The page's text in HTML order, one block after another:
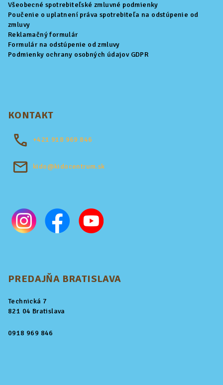
Všeobecné spotrebiteľské zmluvné podmienky
Poučenie o uplatnení práva spotrebiteľa na odstúpenie od
zmluvy
Reklamačný formulár
Formulár na odstúpenie od zmluvy
Podmienky ochrany osobných údajov GDPR
KONTAKT
+421 918 969 846
kido@kidocentrum.sk
PREDAJŇA BRATISLAVA
Technická 7
821 04 Bratislava
0918 969 846